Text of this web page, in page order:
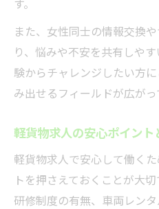
す。
また、女性同士の情報交換
り、悩みや不安を共有しや
験からチャレンジしたい方
み出せるフィールドが広がっ
軽貨物求人の安心ポイント
軽貨物求人で安心して働く
トを押さえておくことが大
研修制度の有無、車両レン